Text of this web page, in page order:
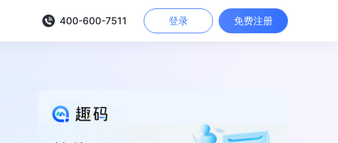
400-600-7511 登录 免费注册